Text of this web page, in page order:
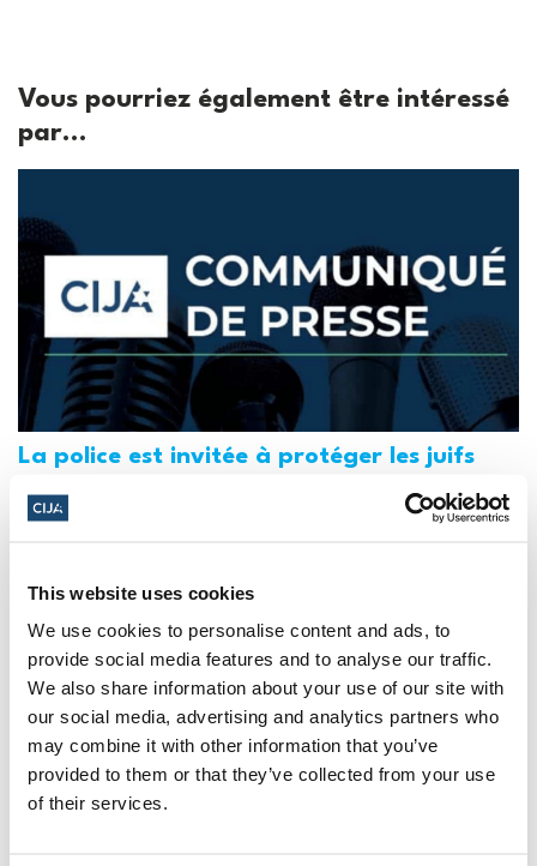
This website uses cookies
We use cookies to personalise content and ads, to
provide social media features and to analyse our traffic.
We also share information about your use of our site with
our social media, advertising and analytics partners who
may combine it with other information that you’ve
provided to them or that they’ve collected from your use
of their services.
Vous pourriez également être intéressé
par...
La police est invitée à protéger les juifs
des manifestations "haineuses" de la
Journée Al-Qods au Canada (National
21 mars 2025